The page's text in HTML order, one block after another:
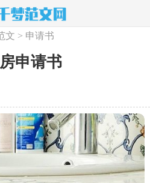
文 > 申请书
申请书